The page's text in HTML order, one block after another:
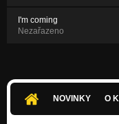
I'm coming
Nezařazeno
NOVINKY O